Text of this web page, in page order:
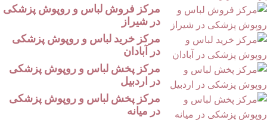
مرکز فروش لباس و روپوش پزشکی
در شیراز
مرکز خرید لباس و روپوش پزشکی
در آبادان
مرکز پخش لباس و روپوش پزشکی
در اردبیل
مرکز پخش لباس و روپوش پزشکی
در میانه